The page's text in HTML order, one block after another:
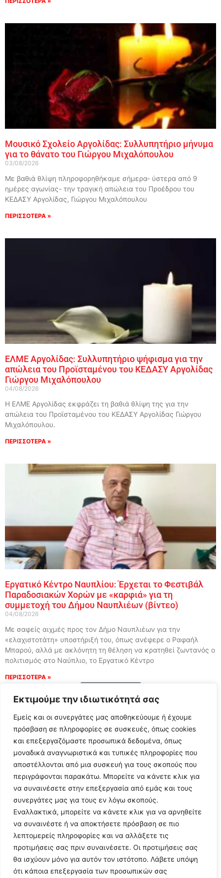
Εκτιμούμε την ιδιωτικότητά σας
Εμείς και οι συνεργάτες μας αποθηκεύουμε ή έχουμε
πρόσβαση σε πληροφορίες σε συσκευές, όπως cookies
και επεξεργαζόμαστε προσωπικά δεδομένα, όπως
μοναδικά αναγνωριστικά και τυπικές πληροφορίες που
αποστέλλονται από μια συσκευή για τους σκοπούς που
περιγράφονται παρακάτω. Μπορείτε να κάνετε κλικ για
να συναινέσετε στην επεξεργασία από εμάς και τους
συνεργάτες μας για τους εν λόγω σκοπούς.
Εναλλακτικά, μπορείτε να κάνετε κλικ για να αρνηθείτε
να συναινέστε ή να αποκτήσετε πρόσβαση σε πιο
λεπτομερείς πληροφορίες και να αλλάξετε τις
προτιμήσεις σας πριν συναινέσετε. Οι προτιμήσεις σας
θα ισχύουν μόνο για αυτόν τον ιστότοπο. Λάβετε υπόψη
ότι κάποια επεξεργασία των προσωπικών σας
Μουσικό Σχολείο Αργολίδας: Συλλυπητήριο μήνυμα
για το θάνατο του Γιώργου Μιχαλόπουλου
03/08/2026
Με βαθιά θλίψη πληροφορηθήκαμε σήμερα- ύστερα από 9
ημέρες αγωνίας- την τραγική απώλεια του Προέδρου του
ΚΕΔΑΣΥ Αργολίδας, Γιώργου Μιχαλόπουλου
ΠΕΡΙΣΣΟΤΕΡΑ »
ΕΛΜΕ Αργολίδας: Συλλυπητήριο ψήφισμα για την
απώλεια του Προϊσταμένου του ΚΕΔΑΣΥ Αργολίδας
Γιώργου Μιχαλόπουλου
04/08/2026
Η ΕΛΜΕ Αργολίδας εκφράζει τη βαθιά θλίψη της για την
απώλεια του Προϊσταμένου του ΚΕΔΑΣΥ Αργολίδας Γιώργου
Μιχαλόπουλου.
ΠΕΡΙΣΣΟΤΕΡΑ »
Εργατικό Κέντρο Ναυπλίου: Έρχεται το Φεστιβάλ
Παραδοσιακών Χορών με «καρφιά» για τη
συμμετοχή του Δήμου Ναυπλιέων (βίντεο)
04/08/2026
Με σαφείς αιχμές προς τον Δήμο Ναυπλιέων για την
«ελαχιστοτάτη» υποστήριξή του, όπως ανέφερε ο Ραφαήλ
Μπαρού, αλλά με ακλόνητη τη θέληση να κρατηθεί ζωντανός ο
πολιτισμός στο Ναύπλιο, το Εργατικό Κέντρο
ΠΕΡΙΣΣΟΤΕΡΑ »
Follow Us
© 2024 All Rights Reserved